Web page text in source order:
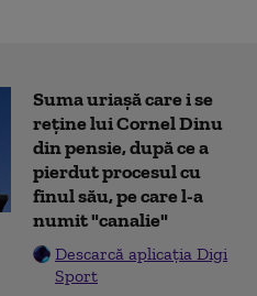
Suma uriașă care i se
reține lui Cornel Dinu
din pensie, după ce a
pierdut procesul cu
finul său, pe care l-a
numit "canalie"
Descarcă aplicația Digi
Sport